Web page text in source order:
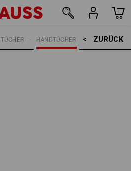
ZURÜCK    >
HANDTÜCHER
TÜCHER